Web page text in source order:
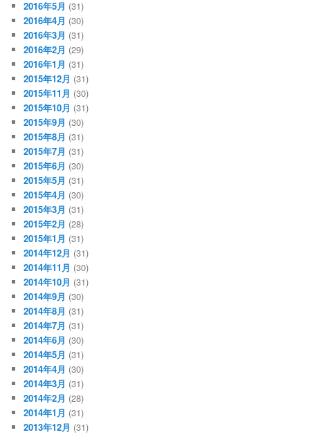
2016年5月 (31)
2016年4月 (30)
2016年3月 (31)
2016年2月 (29)
2016年1月 (31)
2015年12月 (31)
2015年11月 (30)
2015年10月 (31)
2015年9月 (30)
2015年8月 (31)
2015年7月 (31)
2015年6月 (30)
2015年5月 (31)
2015年4月 (30)
2015年3月 (31)
2015年2月 (28)
2015年1月 (31)
2014年12月 (31)
2014年11月 (30)
2014年10月 (31)
2014年9月 (30)
2014年8月 (31)
2014年7月 (31)
2014年6月 (30)
2014年5月 (31)
2014年4月 (30)
2014年3月 (31)
2014年2月 (28)
2014年1月 (31)
2013年12月 (31)